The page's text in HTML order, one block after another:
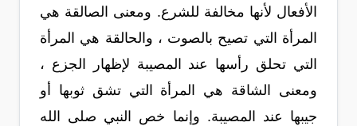
الأفعال لأنها مخالفة للشرع. ومعنى الصالقة هي
المرأة التي تصيح بالصوت ، والحالقة هي المرأة
التي تحلق رأسها عند المصيبة لإظهار الجزع ،
ومعنى الشاقة هي المرأة التي تشق ثوبها أو
جيبها عند المصيبة. وإنما خص النبي صلى الله